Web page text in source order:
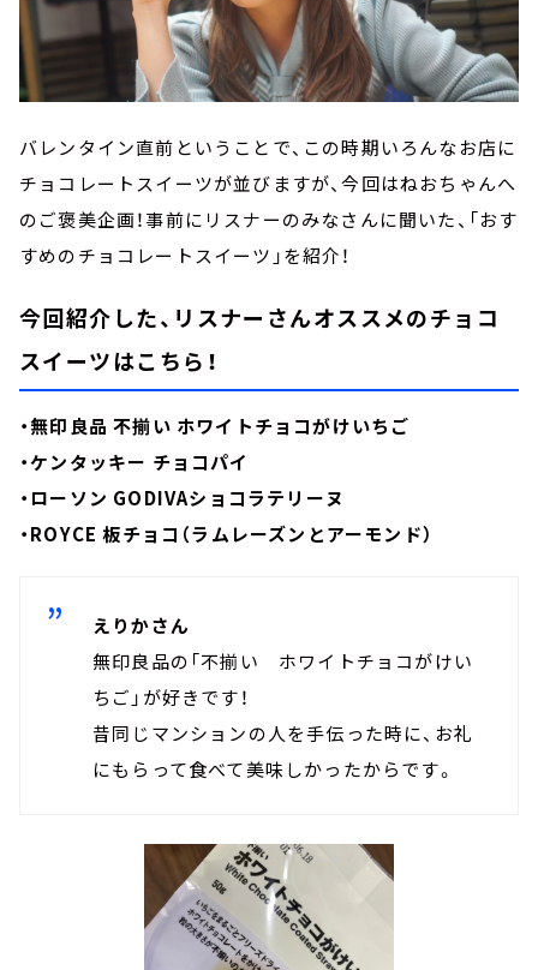
バレンタイン直前ということで、この時期いろんなお店に
チョコレートスイーツが並びますが、今回はねおちゃんへ
のご褒美企画！事前にリスナーのみなさんに聞いた、「おす
すめのチョコレートスイーツ」を紹介！
今回紹介した、リスナーさんオススメのチョコ
スイーツはこちら！
・無印良品 不揃い ホワイトチョコがけいちご
・ケンタッキー チョコパイ
・ローソン GODIVAショコラテリーヌ
・ROYCE 板チョコ（ラムレーズンとアーモンド）
えりかさん
無印良品の「不揃い ホワイトチョコがけい
ちご」が好きです！
昔同じマンションの人を手伝った時に、お礼
にもらって食べて美味しかったからです。